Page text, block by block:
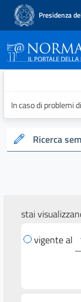
Presidenza
In caso di problemi
Ricerca
stai
vigente al